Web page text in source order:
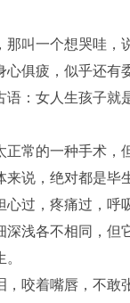
那叫一个想哭哇，
心俱疲，似乎还有
语：女人生孩子就
正常的一种手术，
来说，绝对都是毕
心过，疼痛过，呼
深浅各不相同，但
，咬着嘴唇，不敢